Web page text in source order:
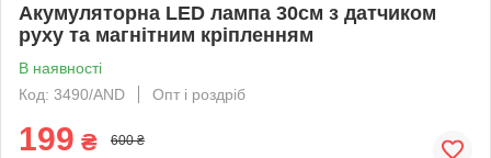
Акумуляторна LED лампа 30см з датчиком
руху та магнітним кріпленням
В наявності
Код: 3490/AND
Опт і роздріб
199 ₴ 600 ₴